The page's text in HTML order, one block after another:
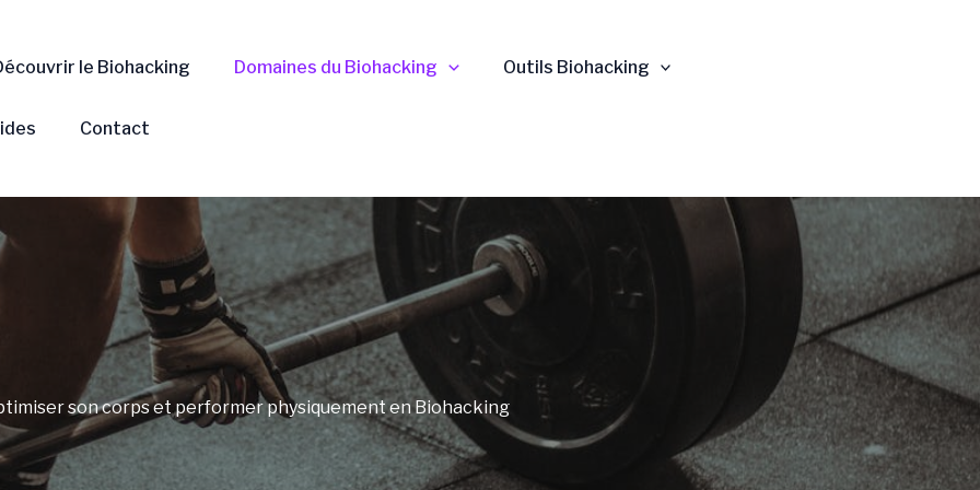
le Biohacking Domaines du Biohacking Outils Biohacking
Contact
son corps et performer physiquement en Biohacking